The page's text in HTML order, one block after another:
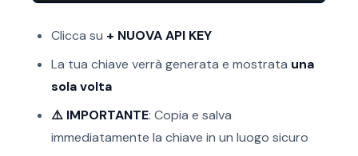
Clicca su + NUOVA API KEY
La tua chiave verrà generata e mostrata una
sola volta
⚠️ IMPORTANTE: Copia e salva
immediatamente la chiave in un luogo sicuro